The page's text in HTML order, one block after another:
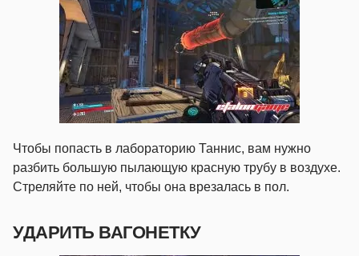
Чтобы попасть в лабораторию Таннис, вам нужно
разбить большую пылающую красную трубу в воздухе.
Стреляйте по ней, чтобы она врезалась в пол.
УДАРИТЬ ВАГОНЕТКУ